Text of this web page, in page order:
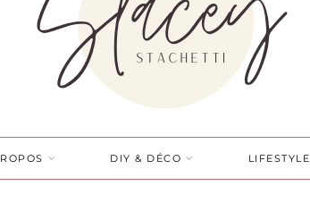
DIY & DÉCO LIFESTYLE